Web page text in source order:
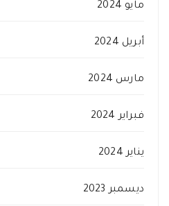
مايو 2024
أبريل 2024
مارس 2024
فبراير 2024
يناير 2024
ديسمبر 2023